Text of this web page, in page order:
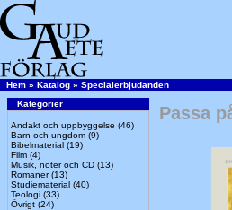
Hem » Katalog » Specialerbjudanden
Kategorier
Andakt och uppbyggelse (46)
Barn och ungdom (9)
Bibelmaterial (19)
Film (4)
Musik, noter och CD (13)
Romaner(13)
Studiematerial (40)
Teologi (33)
Övrigt (24)
Passa